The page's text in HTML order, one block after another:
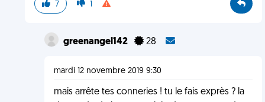
7 1
greenangel142 28
mardi 12 novembre 2019 9:30
mais arrête tes conneries ! tu le fais exprès ? la